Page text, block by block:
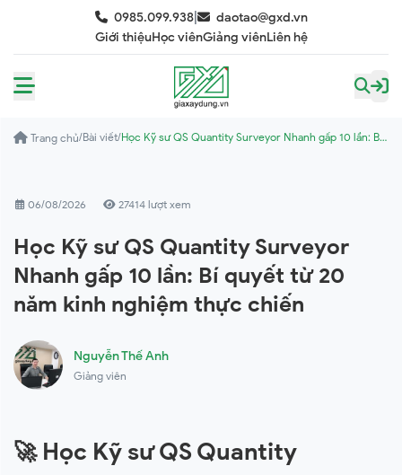
0985.099.938|
daotao@gxd.vn
Giới thiệuHọc viênGiảng viênLiên hệ
Trang chủ/Bài viết/Học Kỹ sư QS Quantity Surveyor Nhanh gấp 10 lần: Bí
06/08/2026 27414 lượt xem
Học Kỹ sư QS Quantity Surveyor
Nhanh gấp 10 lần: Bí quyết từ 20
năm kinh nghiệm thực chiến
Nguyễn Thế Anh
Giảng viên
🚀 Học Kỹ sư QS Quantity